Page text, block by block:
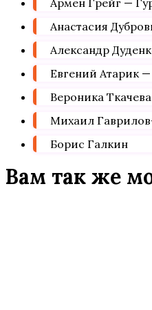
Армен Грейг —
Анастасия
Александр
Евгений Атарик
Вероника
Михаил
Борис Галкин
Вам так же